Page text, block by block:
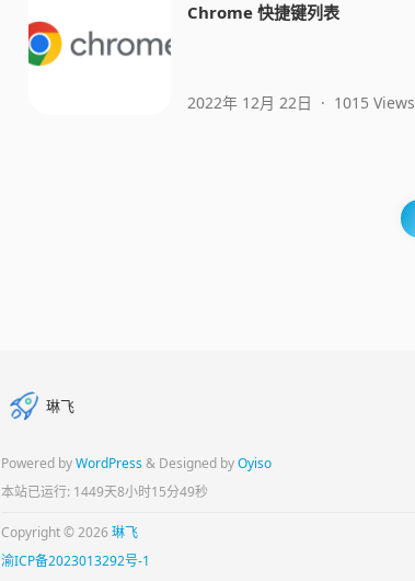
Chrome 快捷键列表
2022年 12月 22日 · 1015 Views
琳飞
Powered byWordPress& Designed byOyiso
本站已运行: 1449天8小时15分50秒
Copyright © 2026 琳飞
渝ICP备2023013292号-1